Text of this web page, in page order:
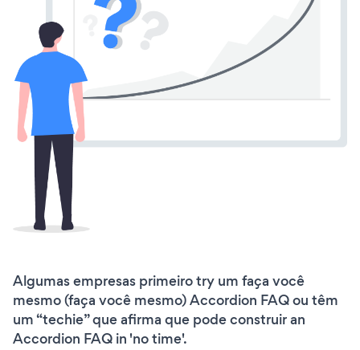
Algumas empresas primeiro try um faça você
mesmo (faça você mesmo) Accordion FAQ ou têm
um “techie” que afirma que pode construir an
Accordion FAQ in 'no time'.